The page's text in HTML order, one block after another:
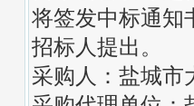
将签发中标通知
招标人提出。
采购人：盐城